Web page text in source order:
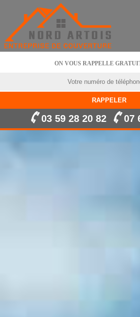
ON VOUS RAPPELLE
03 59 28 20 82 07